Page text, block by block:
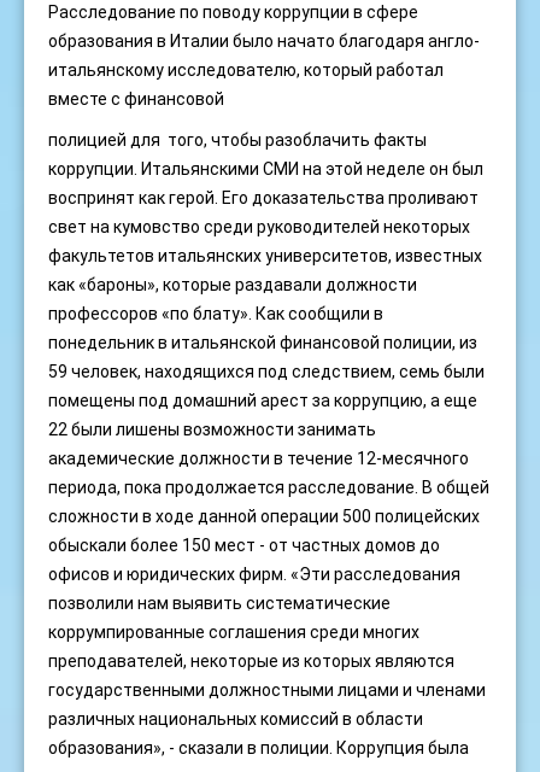
Расследование по поводу коррупции в сфере
образования в Италии было начато благодаря англо-
итальянскому исследователю, который работал
вместе с финансовой
полицией для того, чтобы разоблачить факты
коррупции. Итальянскими СМИ на этой неделе он был
воспринят как герой. Его доказательства проливают
свет на кумовство среди руководителей некоторых
факультетов итальянских университетов, известных
как «бароны», которые раздавали должности
профессоров «по блату». Как сообщили в
понедельник в итальянской финансовой полиции, из
59 человек, находящихся под следствием, семь были
помещены под домашний арест за коррупцию, а еще
22 были лишены возможности занимать
академические должности в течение 12-месячного
периода, пока продолжается расследование. В общей
сложности в ходе данной операции 500 полицейских
обыскали более 150 мест - от частных домов до
офисов и юридических фирм. «Эти расследования
позволили нам выявить систематические
коррумпированные соглашения среди многих
преподавателей, некоторые из которых являются
государственными должностными лицами и членами
различных национальных комиссий в области
образования», - сказали в полиции. Коррупция была